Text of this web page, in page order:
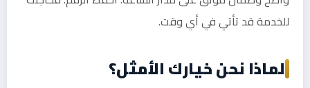
للخدمة قد تأتي في أي وقت.
لماذا نحن خيارك الأمثل؟